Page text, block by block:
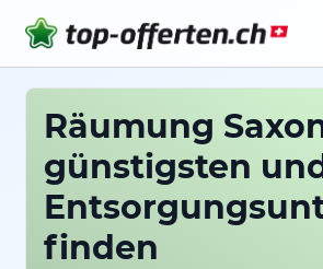
Räumung
günstigsten
finden